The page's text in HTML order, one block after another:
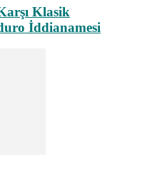
Klasik
İddianamesi